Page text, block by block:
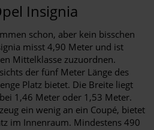
Insignia
schon, aber kein bisschen
misst 4,90 Meter und ist
Mittelklasse zuzuordnen.
der fünf Meter Länge des
Platz bietet. Die Breite liegt
1,46 Meter oder 1,53 Meter.
ein wenig an ein Coupé, bietet
im Innenraum. Mindestens 490